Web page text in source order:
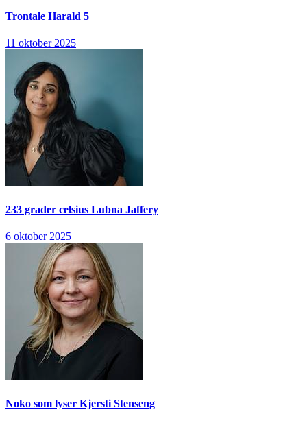
Trontale Harald 5
11 oktober 2025
233 grader celsius Lubna Jaffery
6 oktober 2025
Noko som lyser Kjersti Stenseng